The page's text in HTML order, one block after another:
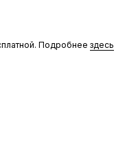
Подробнее здесь